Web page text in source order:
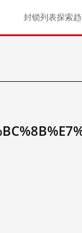
封锁列表探索